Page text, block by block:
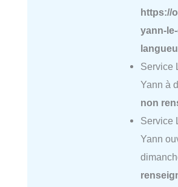
https://
yann-
Service
Yann à
non
Service
Yann